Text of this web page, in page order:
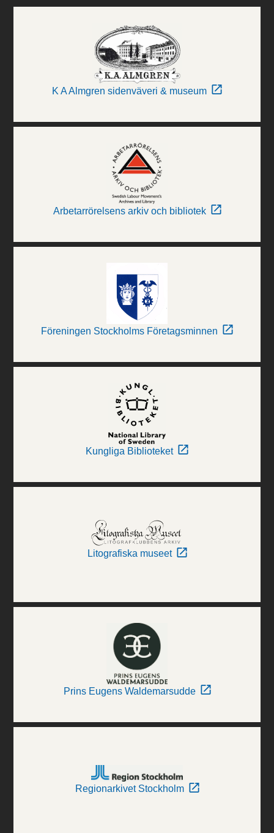
K A Almgren sidenväveri & museum
Arbetarrörelsens arkiv och bibliotek
Föreningen Stockholms Företagsminnen
Kungliga Biblioteket
Litografiska museet
Prins Eugens Waldemarsudde
Regionarkivet Stockholm